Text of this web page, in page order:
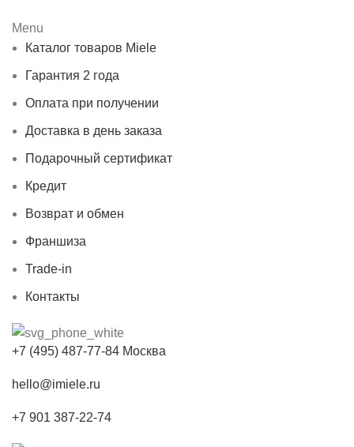
Menu
Каталог товаров Miele
Гарантия 2 года
Оплата при получении
Доставка в день заказа
Подарочный сертификат
Кредит
Возврат и обмен
Франшиза
Trade-in
Контакты
+7 (495) 487-77-84 Москва
hello@imiele.ru
+7 901 387-22-74